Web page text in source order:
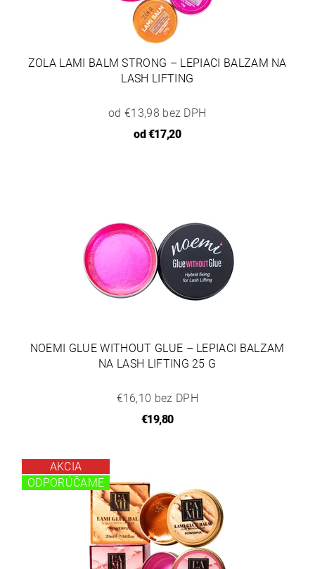
ZOLA LAMI BALM STRONG – LEPIACI BALZAM NA
LASH LIFTING
od €13,98 bez DPH
od €17,20
NOEMI GLUE WITHOUT GLUE – LEPIACI BALZAM
NA LASH LIFTING 25 G
€16,10 bez DPH
€19,80
AKCIA
ODPORÚČAME